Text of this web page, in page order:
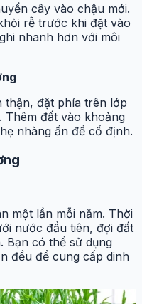
cây vào chậu mới.
rễ trước khi đặt vào
nhanh hơn với môi
thận, đặt phía trên lớp
Thêm đất vào khoảng
nhàng ấn để cố định.
một lần mỗi năm. Thời
nước đầu tiên, đợi đất
Bạn có thể sử dụng
đều để cung cấp dinh